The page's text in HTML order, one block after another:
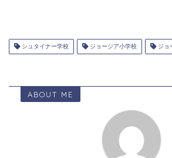
シュタイナー学校 ジョージア小学校 ジョ
ABOUT ME